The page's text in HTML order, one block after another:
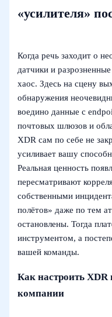
«усилителя»
Когда речь заходит о
датчики и
хаос. Здесь на сцену
обнаружения
воедино данные с
почтовых шлюзов и
XDR сам по себе не
усиливает вашу
Реальная ценность
пересматривают
собственными
полётов» даже по тем
остановлены. Тогда
инструментом, а
вашей команды.
Как настроить
компании